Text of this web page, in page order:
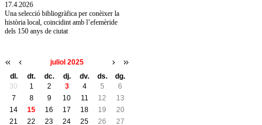
17.4.2026
Una selecció bibliogràfica per conèixer la
història local, coincidint amb l’efemèride
dels 150 anys de ciutat
juliol 2025
dl.
dt. dc. dj. dv. ds.
dg.
30
1 2 3 4 5
6
7
8 9 10 11 12
13
14
15 16 17 18 19
20
21
22 23 24 25 26 27